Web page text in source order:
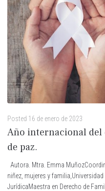
Posted 16 de enero de 2023
Año internacional
de paz.
Autora. Mtra. Emma
niñez, mujeres y
JurídicaMaestra en Derecho de